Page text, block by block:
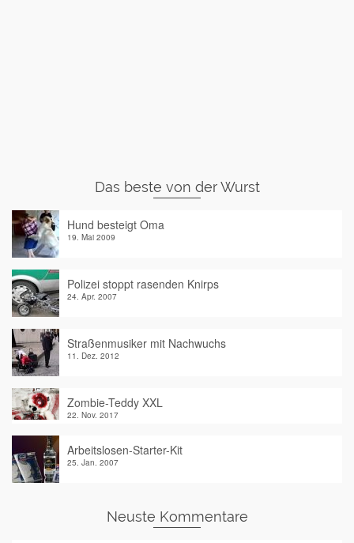
Das beste von der Wurst
Hund besteigt Oma
19. Mai 2009
Polizei stoppt rasenden Knirps
24. Apr. 2007
Straßenmusiker mit Nachwuchs
11. Dez. 2012
Zombie-Teddy XXL
22. Nov. 2017
Arbeitslosen-Starter-Kit
25. Jan. 2007
Neuste Kommentare